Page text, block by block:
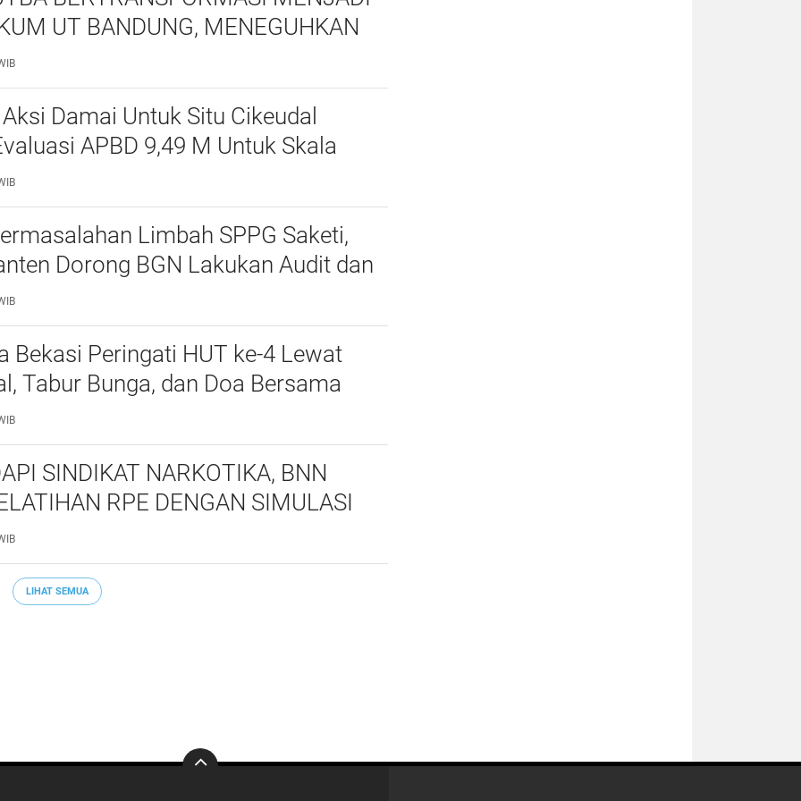
UT BANDUNG, MENEGUHKAN
ORGANISASI MAHASISWA HUKUM
TERBUKA
Damai Untuk Situ Cikeudal
APBD 9,49 M Untuk Skala
Kebutuhan Dasar Masyarakat
nya Butuh Kawasa
Limbah SPPG Saketi,
Dorong BGN Lakukan Audit dan
Bekasi Peringati HUT ke-4 Lewat
Tabur Bunga, dan Doa Bersama
Anggota
SINDIKAT NARKOTIKA, BNN
RPE DENGAN SIMULASI
LIHAT SEMUA